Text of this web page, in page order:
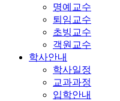
명예교수
퇴임교수
초빙교수
객원교수
학사안내
학사일정
교과과정
입학안내